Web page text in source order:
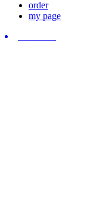
order
my page